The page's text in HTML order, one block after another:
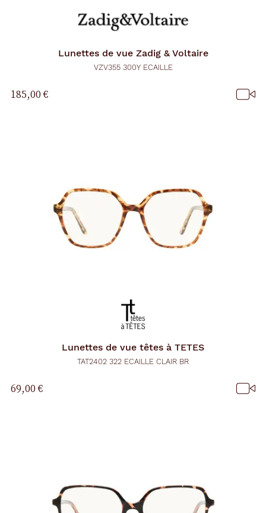
Lunettes de vue Zadig & Voltaire
VZV355 300Y ECAILLE
185,00 €
Lunettes de vue têtes à TETES
TAT2402 322 ECAILLE CLAIR BR
69,00 €